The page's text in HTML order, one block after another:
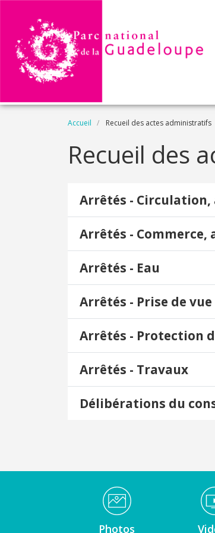
Fil d'Ariane
Accueil Recueil des actes administratifs
Recueil des
Arrêtés -
Arrêtés -
Arrêtés - Eau
Arrêtés - Prise de
Arrêtés - Protection
Arrêtés - Travaux
Délibérations du
Médiathèque Footer
Photos